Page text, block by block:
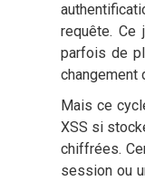
requête. Ce
parfois de
changement
Mais ce
XSS si
chiffrées.
session ou